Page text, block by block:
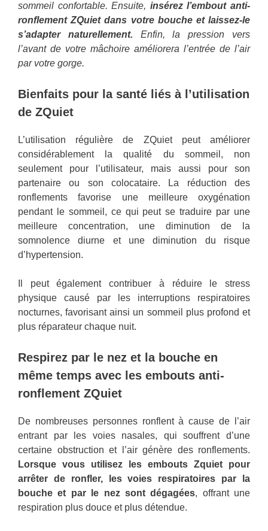
sommeil confortable. Ensuite, insérez l’embout anti-
ronflement ZQuiet dans votre bouche et laissez-le
s’adapter naturellement. Enfin, la pression vers
l’avant de votre mâchoire améliorera l’entrée de l’air
par votre gorge.
Bienfaits pour la santé liés à l’utilisation
de ZQuiet
L’utilisation régulière de ZQuiet peut améliorer
considérablement la qualité du sommeil, non
seulement pour l’utilisateur, mais aussi pour son
partenaire ou son colocataire. La réduction des
ronflements favorise une meilleure oxygénation
pendant le sommeil, ce qui peut se traduire par une
meilleure concentration, une diminution de la
somnolence diurne et une diminution du risque
d’hypertension.
Il peut également contribuer à réduire le stress
physique causé par les interruptions respiratoires
nocturnes, favorisant ainsi un sommeil plus profond et
plus réparateur chaque nuit.
Respirez par le nez et la bouche en
même temps avec les embouts anti-
ronflement ZQuiet
De nombreuses personnes ronflent à cause de l’air
entrant par les voies nasales, qui souffrent d’une
certaine obstruction et l’air génère des ronflements.
Lorsque vous utilisez les embouts Zquiet pour
arrêter de ronfler, les voies respiratoires par la
bouche et par le nez sont dégagées, offrant une
respiration plus douce et plus détendue.